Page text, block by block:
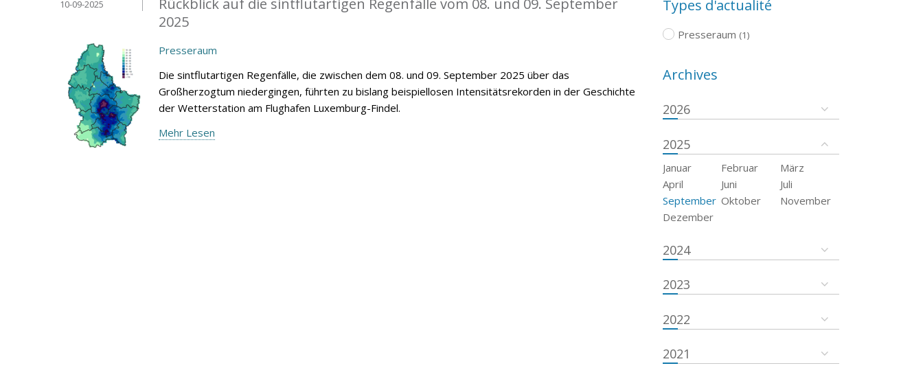
2025
10-09-2025
Presseraum
Die sintflutartigen Regenfälle, die zwischen dem 08. und 09. September 2025 über das
Großherzogtum niedergingen, führten zu bislang beispiellosen Intensitätsrekorden in der Geschichte
der Wetterstation am Flughafen Luxemburg-Findel.
Mehr Lesen
Types d'actualité
Presseraum (1)
Archives
2026
2025
Januar Februar
März
April
Juni
Juli
September Oktober
November
Dezember
2024
2023
2022
2021